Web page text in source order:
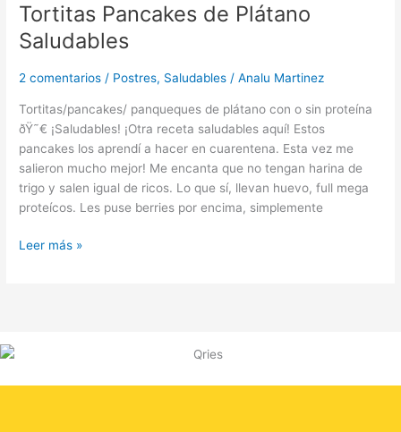
Tortitas Pancakes de Plátano
Saludables
2 comentarios / Postres, Saludables /Analu Martinez
Tortitas/pancakes/ panqueques de plátano con o sin proteína
ðŸ˜€ ¡Saludables! ¡Otra receta saludables aquí! Estos
pancakes los aprendí a hacer en cuarentena. Esta vez me
salieron mucho mejor! Me encanta que no tengan harina de
trigo y salen igual de ricos. Lo que sí, llevan huevo, full mega
proteícos. Les puse berries por encima, simplemente
de
Plátano
Saludables
Leer más »